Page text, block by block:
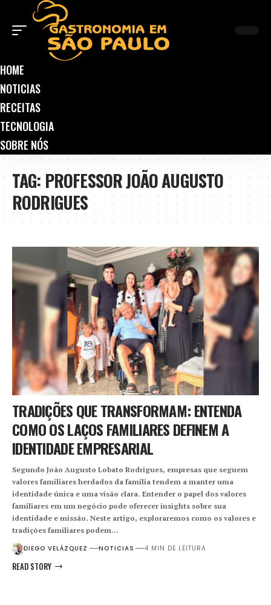
HOME
NOTICIAS
RECEITAS
TECNOLOGIA
SOBRE NÓS
TAG:PROFESSOR JOÃO AUGUSTO
RODRIGUES
TRADIÇÕES QUE TRANSFORMAM: ENTENDA
COMO OS LAÇOS FAMILIARES DEFINEM A
IDENTIDADE EMPRESARIAL
Segundo João Augusto Lobato Rodrigues, empresas que seguem
valores familiares herdados da família tendem a manter uma
identidade única e uma visão clara. Entender o papel dos valores
familiares em um negócio pode oferecer insights sobre sua
identidade e missão. Neste artigo, exploraremos como os valores e
tradições familiares podem…
DIEGO VELÁZQUEZ NOTICIAS 4 MIN DE LEITURA
READ STORY